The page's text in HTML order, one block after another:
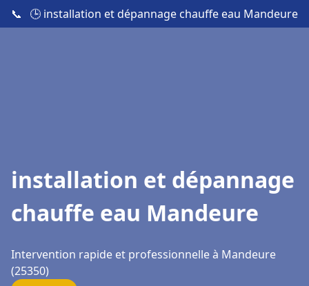
📞 🕒 installation et dépannage chauffe eau Mandeure
installation et dépannage
chauffe eau Mandeure
Intervention rapide et professionnelle à Mandeure
(25350)